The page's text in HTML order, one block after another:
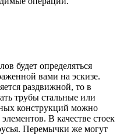
будет определяться
вами на эскизе.
раздвижной, то в
трубы стальные или
конструкций можно
В качестве стоек
Перемычки же могут